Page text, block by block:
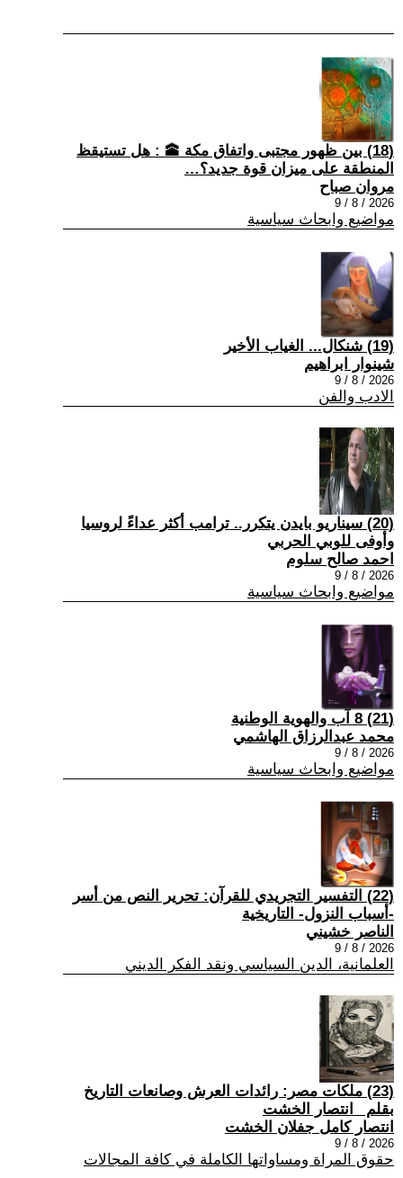
(18) بين ظهور مجتبى واتفاق مكة 🕋 : هل تستيقظ
المنطقة على ميزان قوة جديد؟…
مروان صباح
2026 / 8 / 9
مواضيع وابحاث سياسية
(19) شنكال... الغياب الأخير
شينوار ابراهيم
2026 / 8 / 9
الادب والفن
(20) سيناريو بايدن يتكرر.. ترامب أكثر عداءً لروسيا
وأوفى للوبي الحربي
احمد صالح سلوم
2026 / 8 / 9
مواضيع وابحاث سياسية
(21) 8 آب والهوية الوطنية
محمد عبدالرزاق الهاشمي
2026 / 8 / 9
مواضيع وابحاث سياسية
(22) التفسير التجريدي للقرآن: تحرير النص من أسر
-أسباب النزول- التاريخية
الناصر خشيني
2026 / 8 / 9
العلمانية، الدين السياسي ونقد الفكر الديني
(23) ملكات مصر: رائدات العرش وصانعات التاريخ
بقلم _انتصار الخشت
انتصار كامل جفلان الخشت
2026 / 8 / 9
حقوق المراة ومساواتها الكاملة في كافة المجالات